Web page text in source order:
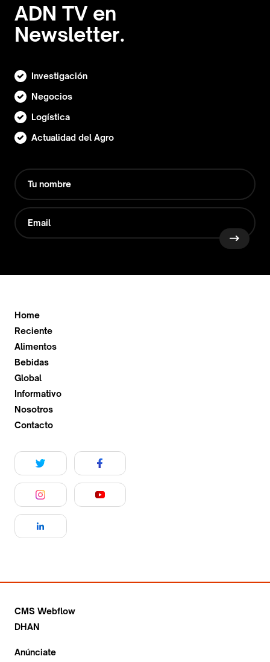
ADN TV en
Newsletter.
Investigación
Negocios
Logística
Actualidad del Agro
Home
Reciente
Alimentos
Bebidas
Global
Informativo
Nosotros
Contacto
CMS Webflow
DHAN
Anúnciate